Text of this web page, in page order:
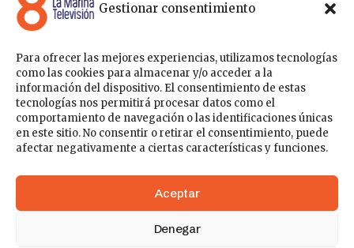
Gestionar consentimiento
Para ofrecer las mejores experiencias, utilizamos tecnologías
como las cookies para almacenar y/o acceder a la
información del dispositivo. El consentimiento de estas
tecnologías nos permitirá procesar datos como el
comportamiento de navegación o las identificaciones únicas
en este sitio. No consentir o retirar el consentimiento, puede
afectar negativamente a ciertas características y funciones.
Aceptar
Denegar
8 La Marina Televisión cuenta con una amplia gama de
programas para satisfacer las necesidades y gustos de
programas de ámbito político , de noticias, deportes,
fiestas y eventos… para estar a la última de todo lo que
acontece en nuestra comarca.
Sobre nosotros
Contáctanos Publicítate con nosotros
Política de Privacidad